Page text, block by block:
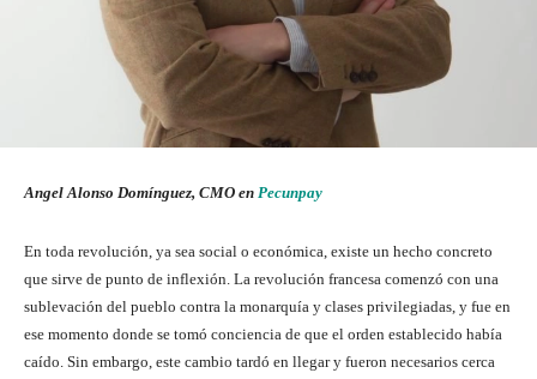
Angel Alonso Domínguez, CMO en Pecunpay
En toda revolución, ya sea social o económica, existe un hecho concreto
que sirve de punto de inflexión. La revolución francesa comenzó con una
sublevación del pueblo contra la monarquía y clases privilegiadas, y fue en
ese momento donde se tomó conciencia de que el orden establecido había
caído. Sin embargo, este cambio tardó en llegar y fueron necesarios cerca